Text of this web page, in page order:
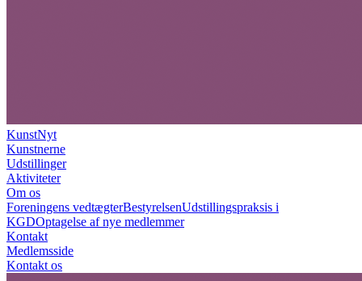
KunstNyt
Kunstnerne
Udstillinger
Aktiviteter
Om os
Foreningens vedtægterBestyrelsenUdstillingspraksis i
KGDOptagelse af nye medlemmer
Kontakt
Medlemsside
Kontakt os